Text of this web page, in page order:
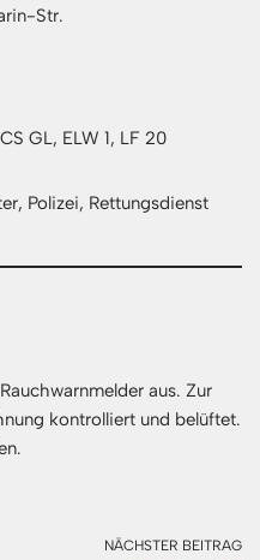
Str.
GL, ELW 1, LF 20
Polizei, Rettungsdienst
aus. Zur
kontrolliert und belüftet.
NÄCHSTER BEITRAG